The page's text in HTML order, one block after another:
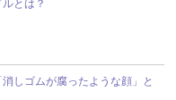
とは？
しゴムが腐ったような顔」と